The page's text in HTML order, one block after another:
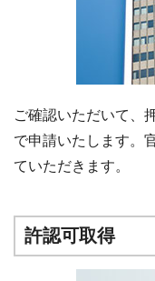
ご確認いただいて、
で申請いたします。
ていただきます。
許認可取得